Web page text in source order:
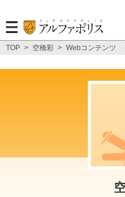
TOP > 空橋彩 > Webコンテンツ